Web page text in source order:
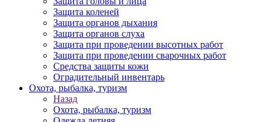
Защита коленей
Защита органов дыхания
Защита органов слуха
Защита при проведении высотных работ
Защита при проведении сварочных работ
Средства защиты кожи
Оградительный инвентарь
Охота, рыбалка, туризм
Назад
Охота, рыбалка, туризм